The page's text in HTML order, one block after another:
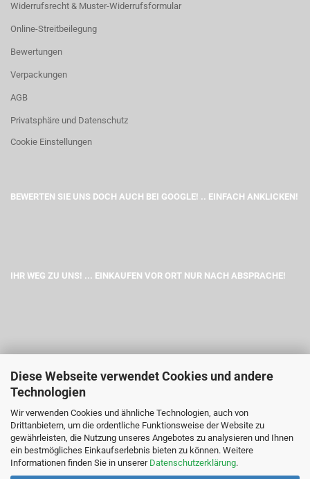
Diese Webseite verwendet Cookies und andere
Technologien
Wir verwenden Cookies und ähnliche Technologien, auch von
Drittanbietern, um die ordentliche Funktionsweise der Website zu
gewährleisten, die Nutzung unseres Angebotes zu analysieren und Ihnen
ein bestmögliches Einkaufserlebnis bieten zu können. Weitere
Informationen finden Sie in unserer Datenschutzerklärung.
Widerrufsrecht & Muster-Widerrufsformular
Online-Streitbeilegung
Bewertungen
Verpackungen
AGB
Privatsphäre und Datenschutz
Cookie Einstellungen
BEWERTEN SIE UNS DOCH AUCH BEI GOOGLE! .. EINFACH ANKLICKEN!
IHR WEG ZU UNS! ... EINKAUFEN VOR ORT NUR NACH ABSPRACHE!